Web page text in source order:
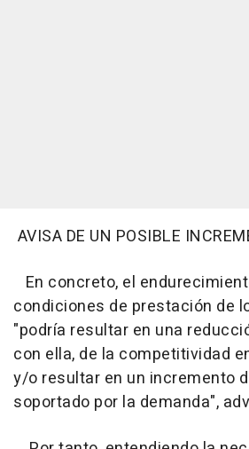
AVISA DE UN POSIBLE
En concreto, el
condiciones de prestación de
"podría resultar en una
con ella, de la competitividad
y/o resultar en un incremento
soportado por la demanda",